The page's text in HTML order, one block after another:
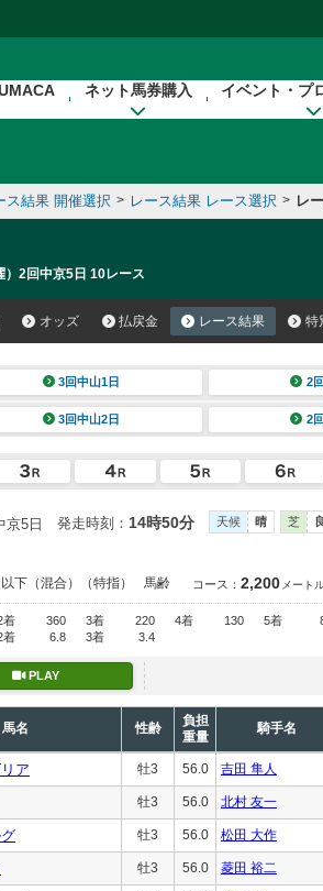
ネット馬券購入 イベント・プ
ス結果 開催選択 > レース結果 レース選択 > レ
2回中京5日 10レース
オッズ 払戻金 レース結果 特
3回中山1日 2
3回中山2日 2
京5日 発走時刻： 14時50分 天候 晴 芝
下 （混合）（特指） 馬齢 コース： 2,200 メート
着 360 3着 220 4着 130 5着
着 6.8 3着 3.4
PLAY
馬名 性齢
負担
重量
騎手名
ア 牡3 56.0 吉田 隼人
牡3 56.0 北村 友一
牡3 56.0 松田 大作
牡3 56.0 菱田 裕二